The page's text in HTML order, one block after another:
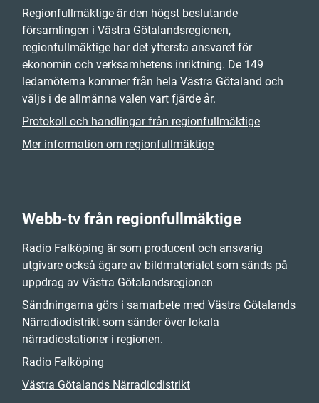
Regionfullmäktige är den högst beslutande
församlingen i Västra Götalandsregionen,
regionfullmäktige har det yttersta ansvaret för
ekonomin och verksamhetens inriktning. De 149
ledamöterna kommer från hela Västra Götaland och
väljs i de allmänna valen vart fjärde år.
Protokoll och handlingar från regionfullmäktige
Mer information om regionfullmäktige
Webb-tv från regionfullmäktige
Radio Falköping är som producent och ansvarig
utgivare också ägare av bildmaterialet som sänds på
uppdrag av Västra Götalandsregionen
Sändningarna görs i samarbete med Västra Götalands
Närradiodistrikt som sänder över lokala
närradiostationer i regionen.
Radio Falköping
Västra Götalands Närradiodistrikt